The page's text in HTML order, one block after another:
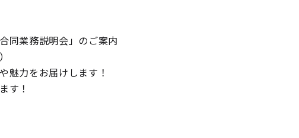
同業務説明会」のご案内
魅力をお届けします！
す！